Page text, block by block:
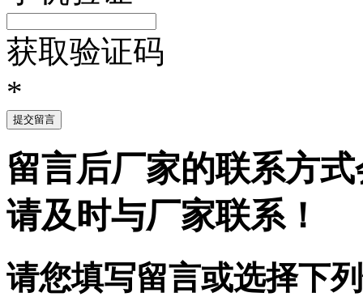
获取验证码
*
提交留言
留言后厂家的联系方
请及时与厂家联系！
请您填写留言或选择下